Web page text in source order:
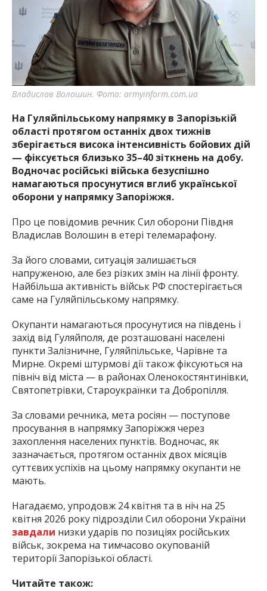
найважливішу інформацію про події
міста Запоріжжя та області.
Владислав Волошин. Фото: armyinform.com.ua
На Гуляйпільському напрямку в Запорізькій
області протягом останніх двох тижнів
зберігається висока інтенсивність бойових дій
— фіксується близько 35–40 зіткнень на добу.
Водночас російські війська безуспішно
намагаються просунутися вглиб української
оборони у напрямку Запоріжжя.
Про це повідомив речник Сил оборони Півдня
Владислав Волошин в етері телемарафону.
За його словами, ситуація залишається
напруженою, але без різких змін на лінії фронту.
Найбільша активність військ РФ спостерігається
саме на Гуляйпільському напрямку.
Окупанти намагаються просунутися на південь і
захід від Гуляйполя, де розташовані населені
пункти Залізничне, Гуляйпільське, Чарівне та
Мирне. Окремі штурмові дії також фіксуються на
північ від міста — в районах Оленокостянтинівки,
Святопетрівки, Староукраїнки та Добропілля.
За словами речника, мета росіян — поступове
просування в напрямку Запоріжжя через
захоплення населених пунктів. Водночас, як
зазначається, протягом останніх двох місяців
суттєвих успіхів на цьому напрямку окупанти не
мають.
Нагадаємо, упродовж 24 квітня та в ніч на 25
квітня 2026 року підрозділи Сил оборони України
завдали низки ударів по позиціях російських
військ, зокрема на тимчасово окупованій
території Запорізької області.
Читайте також: